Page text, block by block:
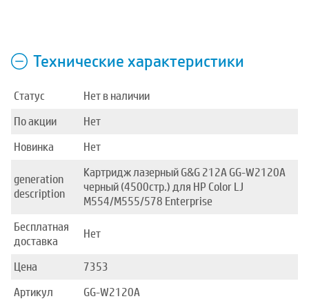
Технические характеристики
Статус
Нет в наличии
По акции
Нет
Новинка
Нет
generation
description
Картридж лазерный G&G 212A GG-W2120A
черный (4500стр.) для HP Color LJ
M554/M555/578 Enterprise
Бесплатная
доставка
Нет
Цена
7353
Артикул
GG-W2120A